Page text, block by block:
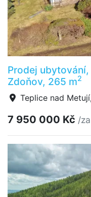
Prodej
Zdoňov, 265 m2
Teplice nad
7 950 000 Kč /